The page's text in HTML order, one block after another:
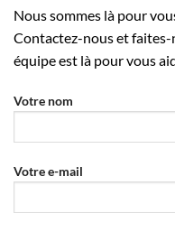
Nous sommes là pour
Contactez-nous et
équipe est là pour vous
Votre nom
Votre e-mail